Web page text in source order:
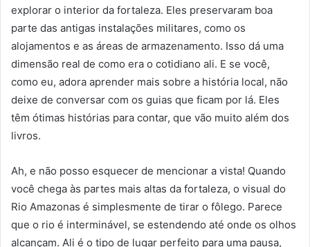
explorar o interior da fortaleza. Eles preservaram boa
parte das antigas instalações militares, como os
alojamentos e as áreas de armazenamento. Isso dá uma
dimensão real de como era o cotidiano ali. E se você,
como eu, adora aprender mais sobre a história local, não
deixe de conversar com os guias que ficam por lá. Eles
têm ótimas histórias para contar, que vão muito além dos
livros.
Ah, e não posso esquecer de mencionar a vista! Quando
você chega às partes mais altas da fortaleza, o visual do
Rio Amazonas é simplesmente de tirar o fôlego. Parece
que o rio é interminável, se estendendo até onde os olhos
alcançam. Ali é o tipo de lugar perfeito para uma pausa,